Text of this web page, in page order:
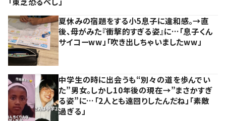
夏休みの宿題をする小5息子に違和感。→直
後、母がみた『衝撃的すぎる姿』に…「息子くん
サイコーww」「吹き出しちゃいましたww」
中学生の時に出会うも“別々の道を歩んでい
た”男女。しかし10年後の現在→”まさかすぎ
る姿”に…「2人とも遠回りしたんだね」「素敵
過ぎる」